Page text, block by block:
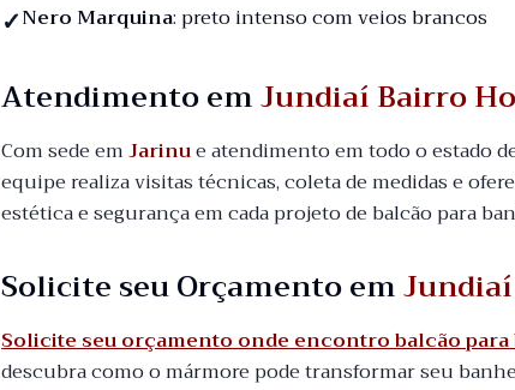
Nero Marquina: preto intenso com veios brancos
Atendimento emJundiaí Bairro
Com sede emJarinue atendimento em todo o estado
equipe realiza visitas técnicas, coleta de medidas e
estética e segurança em cada projeto de balcão para
Solicite seu Orçamento em
Solicite seu orçamento onde encontro balcão
descubra como o mármore pode transformar seu